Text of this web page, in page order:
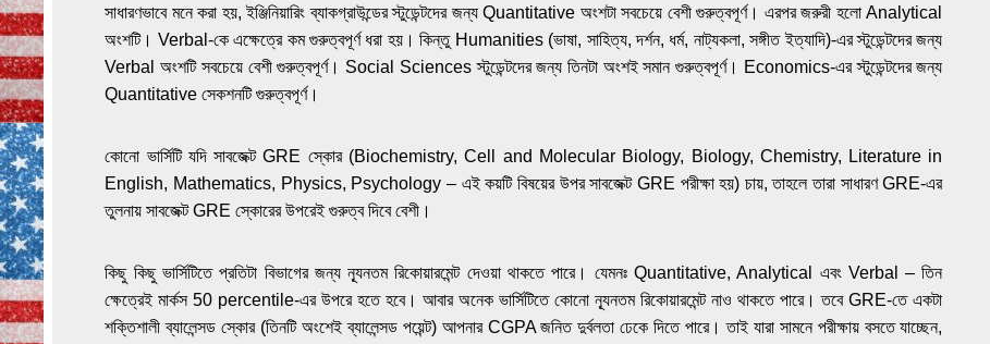
সাধারণভাবে মনে করা হয়, ইঞ্জিনিয়ারিং ব্যাকগ্রাউন্ডের স্টুডেন্টদের জন্য Quantitative অংশটা সবচেয়ে বেশী গুরুত্বপূর্ণ। এরপর জরুরী হলো Analytical
অংশটি। Verbal-কে এক্ষেত্রে কম গুরুত্বপূর্ণ ধরা হয়। কিন্তু Humanities (ভাষা, সাহিত্য, দর্শন, ধর্ম, নাট্যকলা, সঙ্গীত ইত্যাদি)-এর স্টুডেন্টদের জন্য
Verbal অংশটি সবচেয়ে বেশী গুরুত্বপূর্ণ। Social Sciences স্টুডেন্টদের জন্য তিনটা অংশই সমান গুরুত্বপূর্ণ। Economics-এর স্টুডেন্টদের জন্য
Quantitative সেকশনটি গুরুত্বপূর্ণ।
কোনো ভার্সিটি যদি সাবজেক্ট GRE স্কোর (Biochemistry, Cell and Molecular Biology, Biology, Chemistry, Literature in
English, Mathematics, Physics, Psychology – এই কয়টি বিষয়ের উপর সাবজেক্ট GRE পরীক্ষা হয়) চায়, তাহলে তারা সাধারণ GRE-এর
তুলনায় সাবজেক্ট GRE স্কোরের উপরেই গুরুত্ব দিবে বেশী।
কিছু কিছু ভার্সিটিতে প্রতিটা বিভাগের জন্য ন্যূনতম রিকোয়ারমেন্ট দেওয়া থাকতে পারে। যেমনঃ Quantitative, Analytical এবং Verbal – তিন
ক্ষেত্রেই মার্কস 50 percentile-এর উপরে হতে হবে। আবার অনেক ভার্সিটিতে কোনো ন্যূনতম রিকোয়ারমেন্ট নাও থাকতে পারে। তবে GRE-তে একটা
শক্তিশালী ব্যালেন্সড স্কোর (তিনটি অংশেই ব্যালেন্সড পয়েন্ট) আপনার CGPA জনিত দুর্বলতা ঢেকে দিতে পারে। তাই যারা সামনে পরীক্ষায় বসতে যাচ্ছেন,